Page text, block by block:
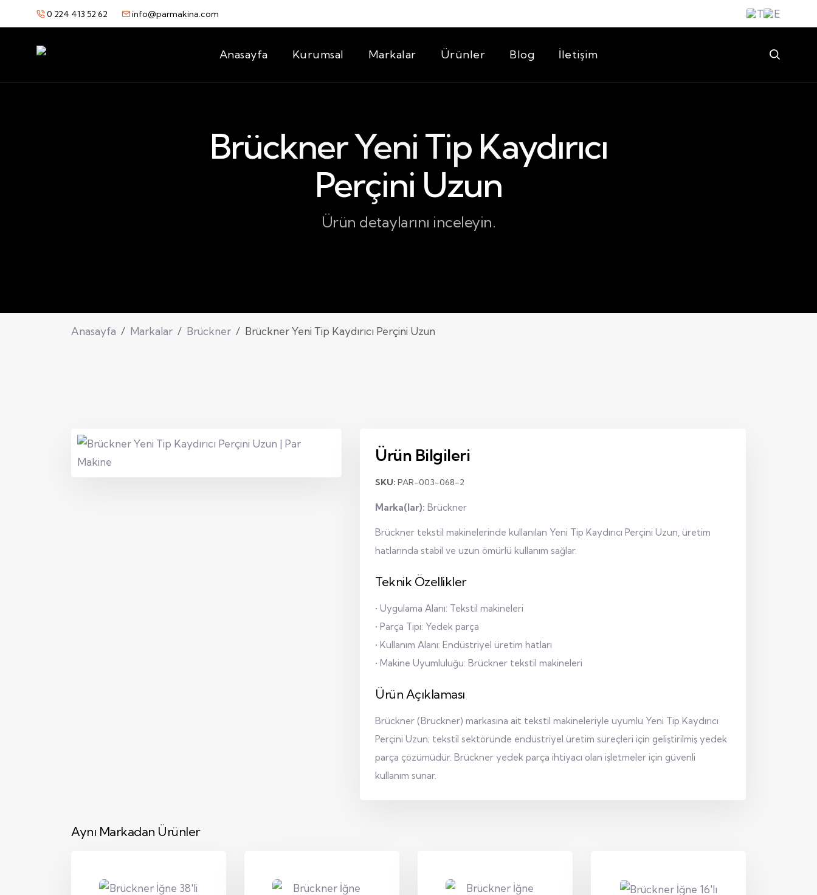
0 224 413 52 62 info@parmakina.com
Anasayfa Kurumsal Markalar Ürünler Blog İletişim
Brückner Yeni Tip Kaydırıcı
Perçini Uzun
Ürün detaylarını inceleyin.
Anasayfa Markalar Brückner Brückner Yeni Tip Kaydırıcı Perçini Uzun
Ürün Bilgileri
SKU: PAR-003-068-2
Marka(lar): Brückner
Brückner tekstil makinelerinde kullanılan Yeni Tip Kaydırıcı Perçini Uzun, üretim
hatlarında stabil ve uzun ömürlü kullanım sağlar.
Teknik Özellikler
• Uygulama Alanı: Tekstil makineleri
• Parça Tipi: Yedek parça
• Kullanım Alanı: Endüstriyel üretim hatları
• Makine Uyumluluğu: Brückner tekstil makineleri
Ürün Açıklaması
Brückner (Bruckner) markasına ait tekstil makineleriyle uyumlu Yeni Tip Kaydırıcı
Perçini Uzun; tekstil sektöründe endüstriyel üretim süreçleri için geliştirilmiş yedek
parça çözümüdür. Brückner yedek parça ihtiyacı olan işletmeler için güvenli
kullanım sunar.
Aynı Markadan Ürünler